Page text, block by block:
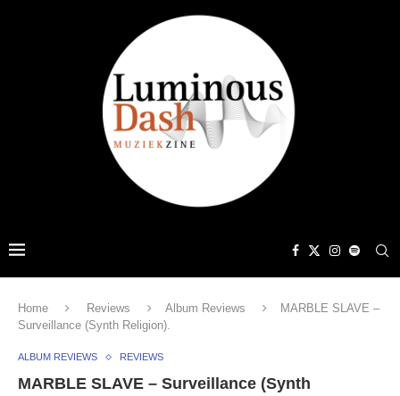
Home Reviews Album Reviews
MARBLE SLAVE –
Surveillance (Synth Religion).
ALBUM REVIEWS REVIEWS
MARBLE SLAVE – Surveillance (Synth